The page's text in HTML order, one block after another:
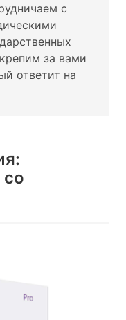
с
за вами
ответит на